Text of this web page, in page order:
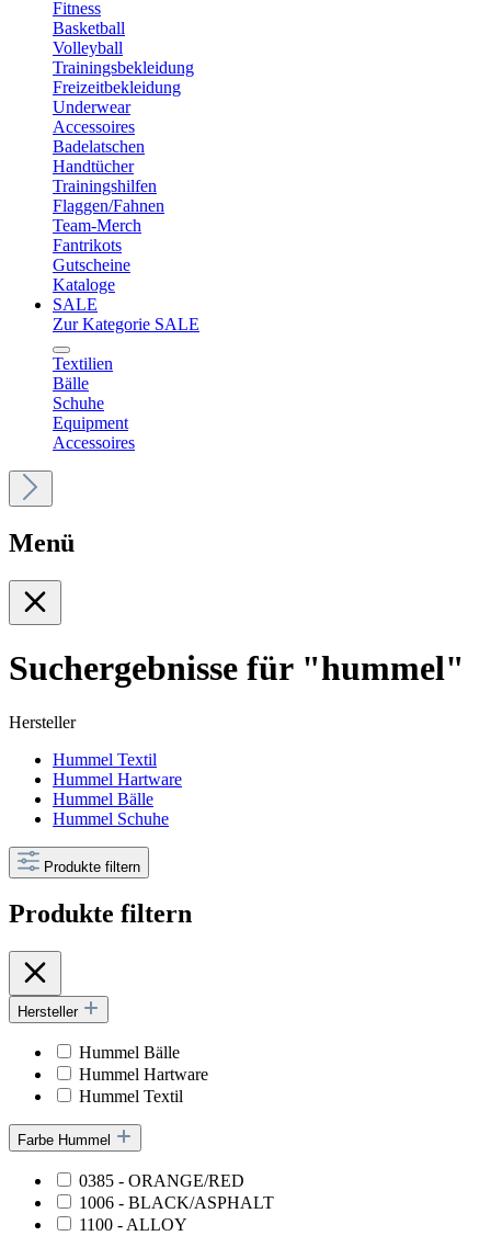
Fitness
Basketball
Volleyball
Trainingsbekleidung
Freizeitbekleidung
Underwear
Accessoires
Badelatschen
Handtücher
Trainingshilfen
Flaggen/Fahnen
Team-Merch
Fantrikots
Gutscheine
Kataloge
SALE
Zur Kategorie SALE
Textilien
Bälle
Schuhe
Equipment
Accessoires
Menü
Suchergebnisse für "hummel"
Hersteller
Hummel Textil
Hummel Hartware
Hummel Bälle
Hummel Schuhe
Produkte filtern
Produkte filtern
Hersteller
Hummel Bälle
Hummel Hartware
Hummel Textil
Farbe Hummel
0385 - ORANGE/RED
1006 - BLACK/ASPHALT
1100 - ALLOY